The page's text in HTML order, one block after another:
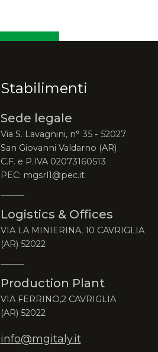
Stabilimenti
Sede legale
Via S. Lavagnini, n° 35 - 52027
San Giovanni Valdarno (AR)
C.F. e P.IVA 02073160513
PEC: mgsrl1@pec.it
Logistics & Offices
VIA LA MINIERINA, 10 CAVRIGLIA
(AR) 52022
Production Plant
VIA FERRINO,2 CAVRIGLIA
(AR) 52022
info@mgitaly.it